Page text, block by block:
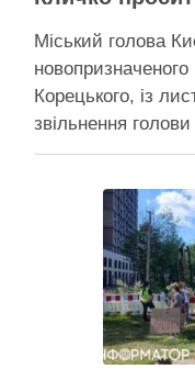
Міський голова
новопризначеного
Корецького, із
звільнення
Бахматова
подання
образив його
Міський голова
новопризначеного
Корецького, із
звільненняАктивісти